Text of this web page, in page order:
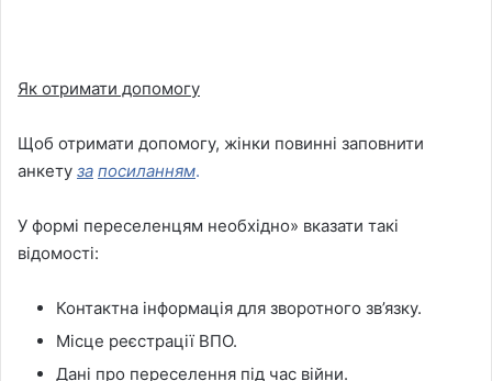
Як отримати допомогу
Щоб отримати допомогу, жінки повинні заповнити
анкету за посиланням.
У формі переселенцям необхідно» вказати такі
відомості:
Контактна інформація для зворотного зв’язку.
Місце реєстрації ВПО.
Дані про переселення під час війни.